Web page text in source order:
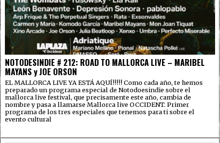
NOTODESINDIE # 212: ROAD TO MALLORCA LIVE – MARIBEL
MAYANS y JOE ORSON
EL MALLORCA LIVE YA ESTÁ AQUÍ!!!!! Como cada año, te hemos
preparado un programa especial de Notodoesindie sobre el
mallorca live festival, que precisamente este año, cambia de
nombre y pasa a llamarse Mallorca live OCCIDENT. Primer
programa de los tres especiales que tenemos para ti sobre el
evento cultural